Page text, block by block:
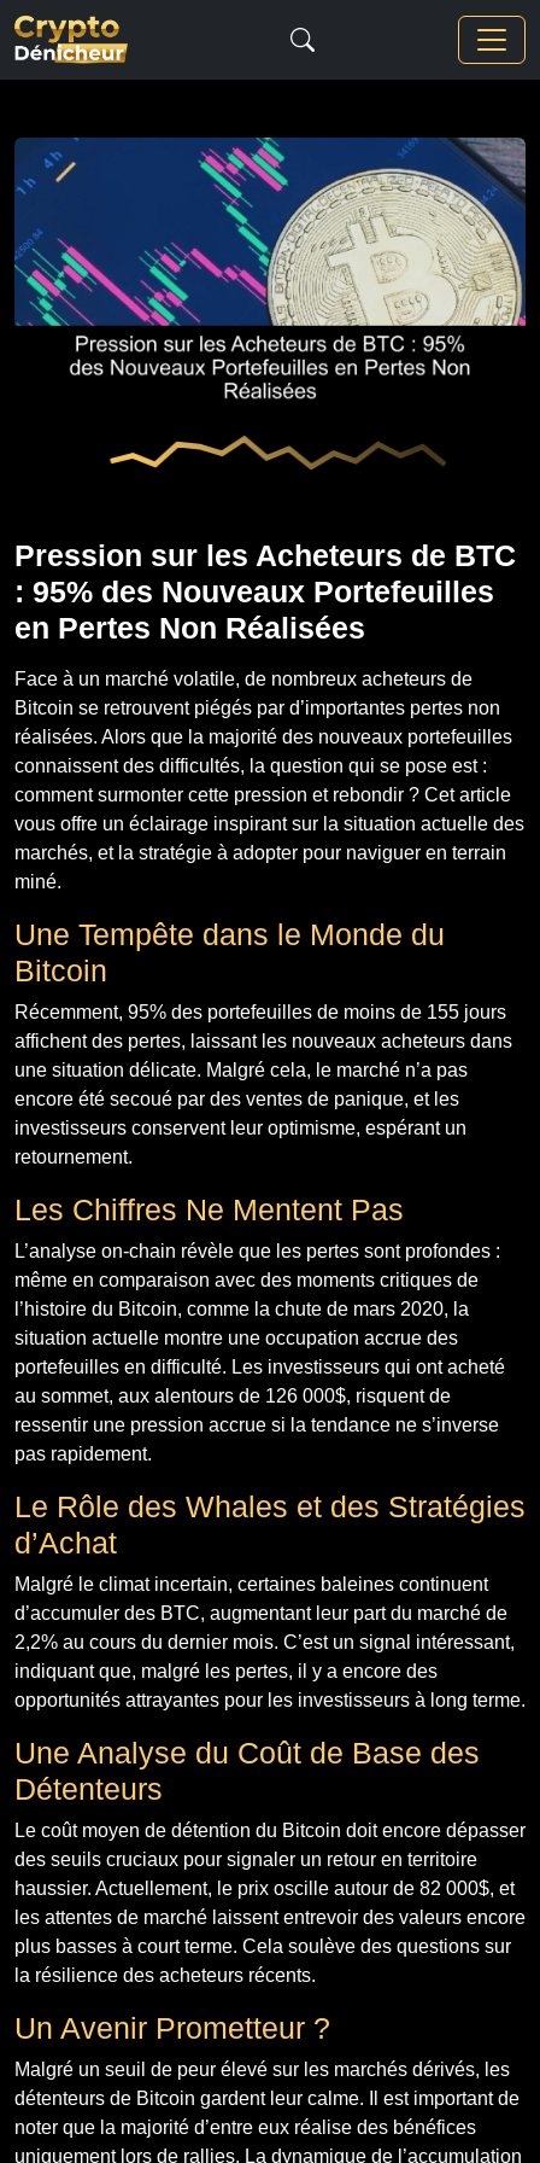
Pression sur les Acheteurs de BTC
: 95% des Nouveaux Portefeuilles
en Pertes Non Réalisées
Face à un marché volatile, de nombreux acheteurs de
Bitcoin se retrouvent piégés par d’importantes pertes non
réalisées. Alors que la majorité des nouveaux portefeuilles
connaissent des difficultés, la question qui se pose est :
comment surmonter cette pression et rebondir ? Cet article
vous offre un éclairage inspirant sur la situation actuelle des
marchés, et la stratégie à adopter pour naviguer en terrain
miné.
Une Tempête dans le Monde du
Bitcoin
Récemment, 95% des portefeuilles de moins de 155 jours
affichent des pertes, laissant les nouveaux acheteurs dans
une situation délicate. Malgré cela, le marché n’a pas
encore été secoué par des ventes de panique, et les
investisseurs conservent leur optimisme, espérant un
retournement.
Les Chiffres Ne Mentent Pas
L’analyse on-chain révèle que les pertes sont profondes :
même en comparaison avec des moments critiques de
l’histoire du Bitcoin, comme la chute de mars 2020, la
situation actuelle montre une occupation accrue des
portefeuilles en difficulté. Les investisseurs qui ont acheté
au sommet, aux alentours de 126 000$, risquent de
ressentir une pression accrue si la tendance ne s’inverse
pas rapidement.
Le Rôle des Whales et des Stratégies
d’Achat
Malgré le climat incertain, certaines baleines continuent
d’accumuler des BTC, augmentant leur part du marché de
2,2% au cours du dernier mois. C’est un signal intéressant,
indiquant que, malgré les pertes, il y a encore des
opportunités attrayantes pour les investisseurs à long terme.
Une Analyse du Coût de Base des
Détenteurs
Le coût moyen de détention du Bitcoin doit encore dépasser
des seuils cruciaux pour signaler un retour en territoire
haussier. Actuellement, le prix oscille autour de 82 000$, et
les attentes de marché laissent entrevoir des valeurs encore
plus basses à court terme. Cela soulève des questions sur
la résilience des acheteurs récents.
Un Avenir Prometteur ?
Malgré un seuil de peur élevé sur les marchés dérivés, les
détenteurs de Bitcoin gardent leur calme. Il est important de
noter que la majorité d’entre eux réalise des bénéfices
uniquement lors de rallies. La dynamique de l’accumulation